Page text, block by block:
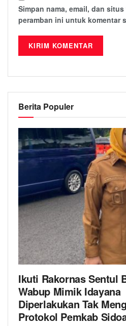
Simpan nama, email, dan
peramban ini untuk komentar
Berita Populer
Ikuti Rakornas Sentul
Wabup Mimik Idayana
Diperlakukan Tak
Protokol Pemkab